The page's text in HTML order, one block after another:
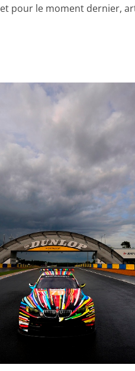
pour le moment dernier,